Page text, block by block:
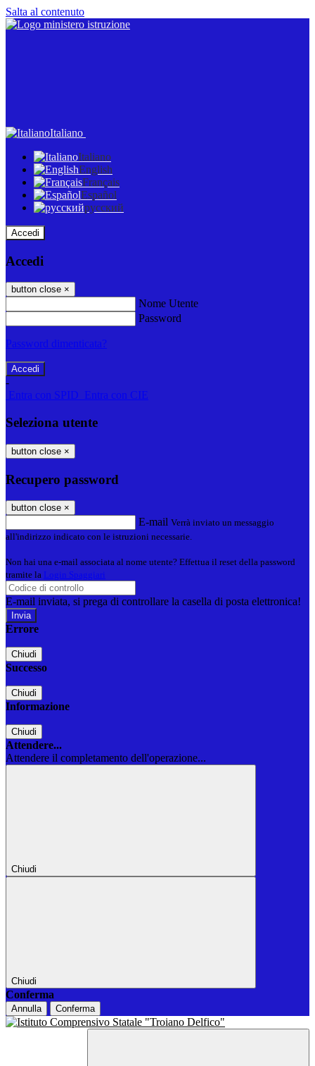
Salta al contenuto
Italiano
Italiano
English
Français
Español
русский
Accedi
Accedi
button close ×
Nome Utente
Password
Password dimenticata?
-
Entra con SPID
Entra con CIE
Seleziona utente
button close ×
Recupero password
button close ×
E-mail Verrà inviato un messaggio
all'indirizzo indicato con le istruzioni necessarie.
Non hai una e-mail associata al nome utente? Effettua il reset della password
tramite la Login Spaggiari
E-mail inviata, si prega di controllare la casella di posta elettronica!
Errore
Chiudi
Successo
Chiudi
Informazione
Chiudi
Attendere...
Attendere il completamento dell'operazione...
Chiudi
Chiudi
Conferma
Annulla Conferma